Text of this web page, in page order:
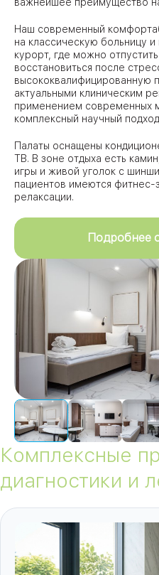
важнейшее преимущество
Наш современный
на классическую больницу
курорт, где можно
восстановиться после
высококвалифицированную
актуальными клиническим
применением современных
комплексный научный
Палаты оснащены
ТВ. В зоне отдыха есть
игры и живой уголок с
пациентов имеются фитнес-
релаксации.
Подробнее
Комплексные
диагностики и